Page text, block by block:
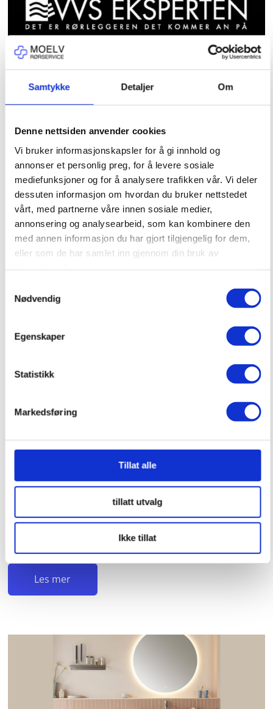
Samtykke Detaljer Om
Denne nettsiden anvender cookies
Vi bruker informasjonskapsler for å gi innhold og
annonser et personlig preg, for å levere sosiale
mediefunksjoner og for å analysere trafikken vår. Vi deler
dessuten informasjon om hvordan du bruker nettstedet
vårt, med partnerne våre innen sosiale medier,
annonsering og analysearbeid, som kan kombinere den
med annen informasjon du har gjort tilgjengelig for dem,
eller som de har samlet inn gjennom din bruk av
Nødvendig
Egenskaper
Statistikk
Markedsføring
Tillat alle
tillatt utvalg
Ikke tillat
Kampanje i hele Juni
Gi baderommet eller kjøkkenet et løft med
kvalitetsarmaturer fra FM Mattsson til ekstra gode
priser. I hele juni får du kampanjepriser på utvalgte
servantbatterier, kjøkkenbatterier og dusjbatterier.
Tilbudene…Les mer
Les mer
Nyhet fra A Collection, Vivo dusjserie. Vivo er en
dusjløsning med tidløst design. Serien leveres med
herdet glass og sikkerhetsfilm, og er laget for enkel
rengjøring!
…Les mer
Les mer